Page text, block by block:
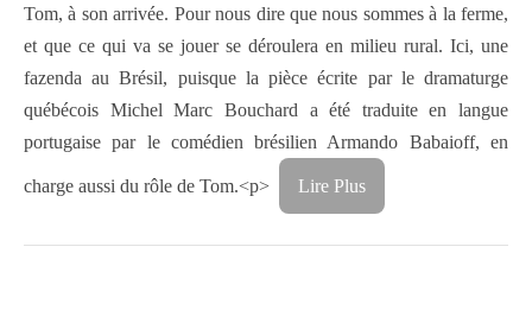
Tom, à son arrivée. Pour nous dire que nous sommes à la ferme,
et que ce qui va se jouer se déroulera en milieu rural. Ici, une
fazenda au Brésil, puisque la pièce écrite par le dramaturge
québécois Michel Marc Bouchard a été traduite en langue
portugaise par le comédien brésilien Armando Babaioff, en
charge aussi du rôle de Tom.<p> Lire Plus